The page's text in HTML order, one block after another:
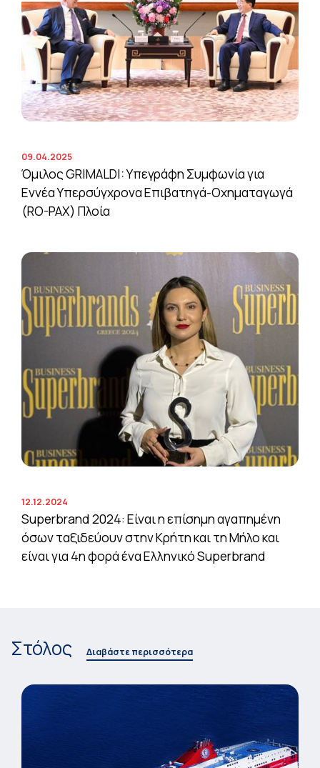
09.04.2025
Όμιλος GRIMALDI: Υπεγράφη Συμφωνία για
Εννέα Υπερσύγχρονα Επιβατηγά-Οχηματαγωγά
(RO-PAX) Πλοία
12.12.2024
Superbrand 2024: Είναι η επίσημη αγαπημένη
όσων ταξιδεύουν στην Κρήτη και τη Μήλο και
είναι για 4η φορά ένα Ελληνικό Superbrand
Στόλος Διαβάστε περισσότερα